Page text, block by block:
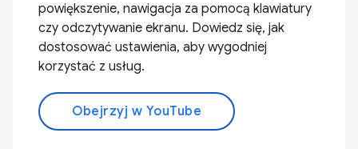
powiększenie, nawigacja za pomocą klawiatury
czy odczytywanie ekranu. Dowiedz się, jak
dostosować ustawienia, aby wygodniej
korzystać z usług.
Obejrzyj w YouTube